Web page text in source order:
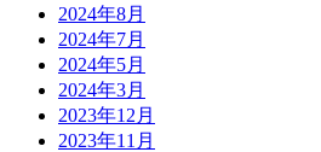
2024年8月
2024年7月
2024年5月
2024年3月
2023年12月
2023年11月